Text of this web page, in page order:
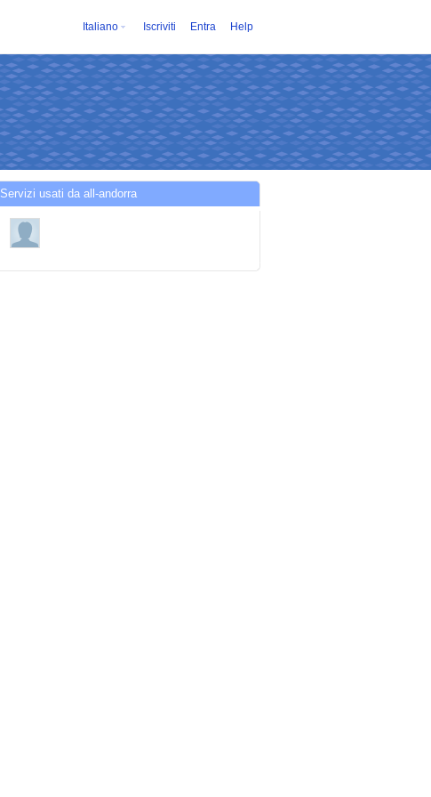
Italiano Iscriviti Entra Help
Servizi usati da all-andorra